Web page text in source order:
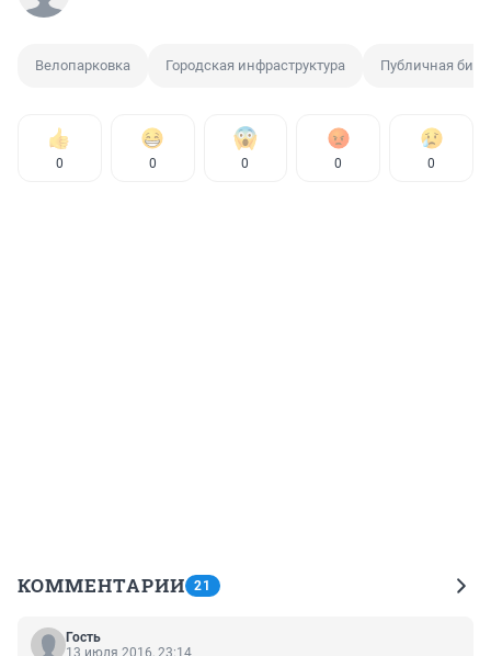
Велопарковка Городская инфраструктура Публичная
0 0 0 0 0
КОММЕНТАРИИ 21
Гость
13 июля 2016, 23:14